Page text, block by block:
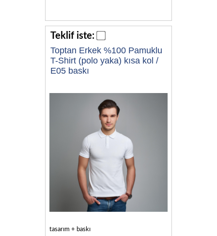
Teklif iste:
Toptan Erkek %100 Pamuklu
T-Shirt (polo yaka) kısa kol /
E05 baskı
tasarım + baskı